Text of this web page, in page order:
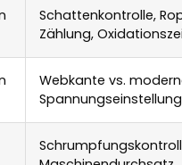
Schattenkontrolle,
Zählung,
Webkante vs.